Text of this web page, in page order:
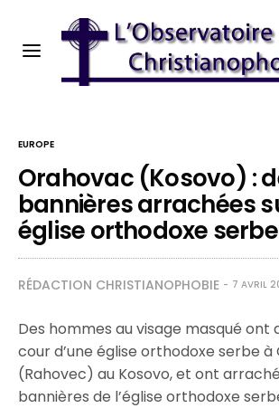
EUROPE
Orahovac (Kosovo) :
bannières arrachées
église orthodoxe serbe
RÉDACTION CHRISTIANOPHOBIE 7 AVRIL
Des hommes au visage masqué ont
cour d’une église orthodoxe serbe
(Rahovec) au Kosovo, et ont
bannières de l’église orthodoxe